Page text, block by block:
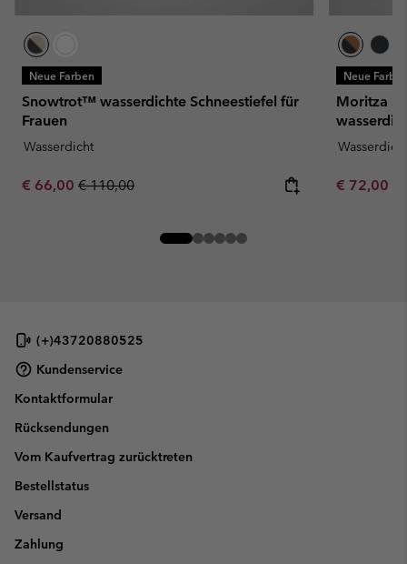
Neue Farben
Snowtrot™ wasserdichte Schneestiefel für
Frauen
Wasserdicht
Sale price:
€ 66,00 Regular price:
€ 110,00
Neue
Moritza
Wasserdicht
Minimum
€ 72,00
(+)43720880525
Kundenservice
Kontaktformular
Rücksendungen
Vom Kaufvertrag zurücktreten
Bestellstatus
Versand
Zahlung